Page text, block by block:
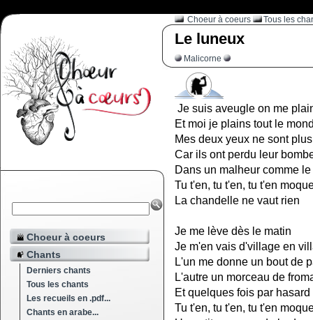
Choeur à coeurs
Chants
Derniers chants
Tous les chants
Les recueils en .pdf...
Chants en arabe...
Choeur à coeurs Tous les
Le luneux
Malicorne
Je suis aveugle on me
Et moi je plains tout le
Mes deux yeux ne sont
Car ils ont perdu leur
Dans un malheur comme
Tu t'en, tu t'en, tu t'en
La chandelle ne vaut rien
Je me lève dès le matin
Je m'en vais d'village en
L'un me donne un bout de
L'autre un morceau de
Et quelques fois par hasard
Tu t'en, tu t'en, tu t'en